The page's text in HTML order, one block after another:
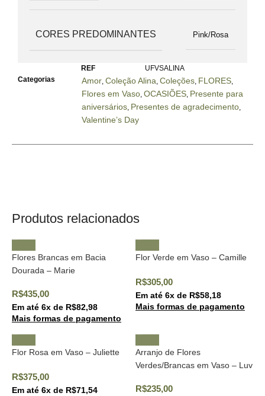
Produtos relacionados
Flores Brancas em Bacia
Dourada – Marie
R$435,00
Em até 6x de R$82,98
Mais formas de pagamento
Flor Verde em Vaso – Camille
R$305,00
Em até 6x de R$58,18
Mais formas de pagamento
Flor Rosa em Vaso – Juliette
R$375,00
Em até 6x de R$71,54
Arranjo de Flores
Verdes/Brancas em Vaso – Luv
R$235,00
CORES PREDOMINANTES Pink/Rosa
REF
UFVSALINA
Categorias
Amor, Coleção Alina, Coleções, FLORES,
Flores em Vaso, OCASIÕES, Presente para
aniversários, Presentes de agradecimento,
Valentine’s Day